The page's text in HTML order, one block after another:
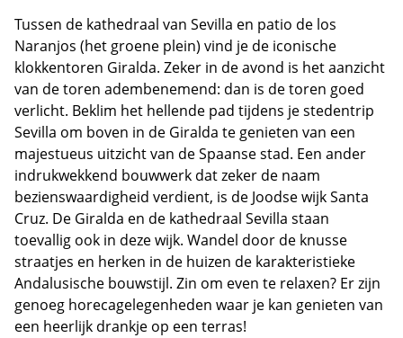
Tussen de kathedraal van Sevilla en patio de los
Naranjos (het groene plein) vind je de iconische
klokkentoren Giralda. Zeker in de avond is het aanzicht
van de toren adembenemend: dan is de toren goed
verlicht. Beklim het hellende pad tijdens je stedentrip
Sevilla om boven in de Giralda te genieten van een
majestueus uitzicht van de Spaanse stad. Een ander
indrukwekkend bouwwerk dat zeker de naam
bezienswaardigheid verdient, is de Joodse wijk Santa
Cruz. De Giralda en de kathedraal Sevilla staan
toevallig ook in deze wijk. Wandel door de knusse
straatjes en herken in de huizen de karakteristieke
Andalusische bouwstijl. Zin om even te relaxen? Er zijn
genoeg horecagelegenheden waar je kan genieten van
een heerlijk drankje op een terras!